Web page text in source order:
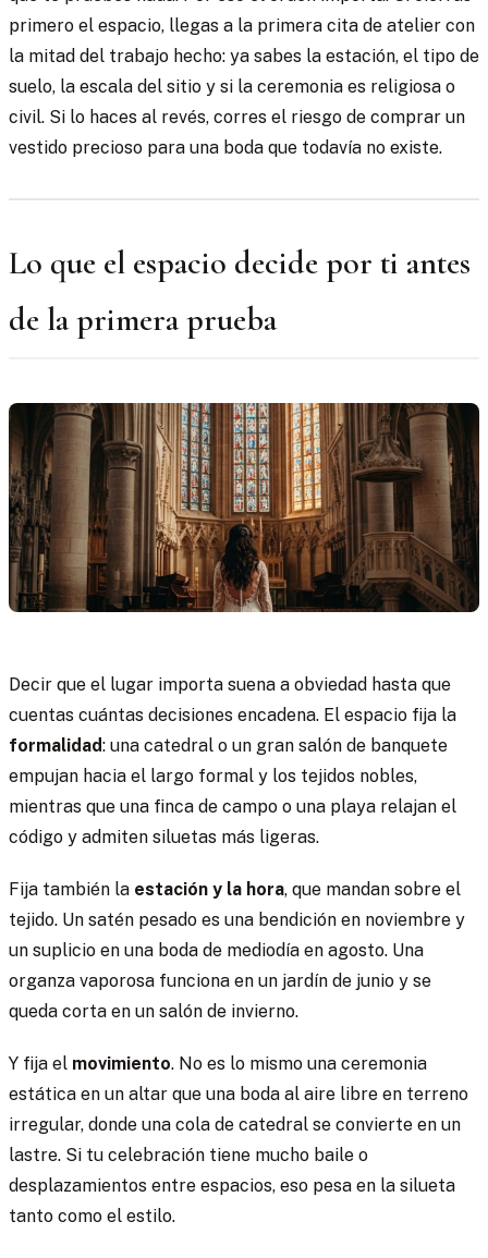
primero el espacio, llegas a la primera cita de atelier con
la mitad del trabajo hecho: ya sabes la estación, el tipo de
suelo, la escala del sitio y si la ceremonia es religiosa o
civil. Si lo haces al revés, corres el riesgo de comprar un
vestido precioso para una boda que todavía no existe.
Lo que el espacio decide por ti antes
de la primera prueba
Decir que el lugar importa suena a obviedad hasta que
cuentas cuántas decisiones encadena. El espacio fija la
formalidad: una catedral o un gran salón de banquete
empujan hacia el largo formal y los tejidos nobles,
mientras que una finca de campo o una playa relajan el
código y admiten siluetas más ligeras.
Fija también la estación y la hora, que mandan sobre el
tejido. Un satén pesado es una bendición en noviembre y
un suplicio en una boda de mediodía en agosto. Una
organza vaporosa funciona en un jardín de junio y se
queda corta en un salón de invierno.
Y fija el movimiento. No es lo mismo una ceremonia
estática en un altar que una boda al aire libre en terreno
irregular, donde una cola de catedral se convierte en un
lastre. Si tu celebración tiene mucho baile o
desplazamientos entre espacios, eso pesa en la silueta
tanto como el estilo.